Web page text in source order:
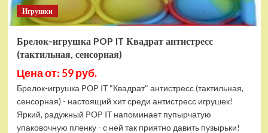
Игрушки
Брелок-игрушка POP IT Квадрат антистресс
(тактильная, сенсорная)
Цена от: 59 руб.
Брелок-игрушка POP IT "Квадрат" антистресс (тактильная,
сенсорная) - настоящий хит среди антистресс игрушек!
Яркий, радужный POP IT напоминает пупырчатую
упаковочную пленку - с ней так приятно давить пузырьки!